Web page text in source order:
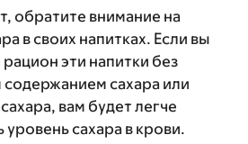
обратите внимание на
в своих напитках. Если вы
эти напитки без
содержанием сахара или
вам будет легче
сахара в крови.